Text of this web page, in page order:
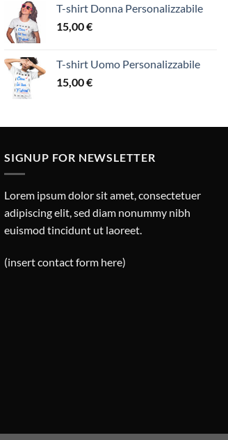
T-shirt Donna Personalizzabile
15,00€
T-shirt Uomo Personalizzabile
15,00€
SIGNUP FOR NEWSLETTER
Lorem ipsum dolor sit amet, consectetuer
adipiscing elit, sed diam nonummy nibh
euismod tincidunt ut laoreet.
(insert contact form here)